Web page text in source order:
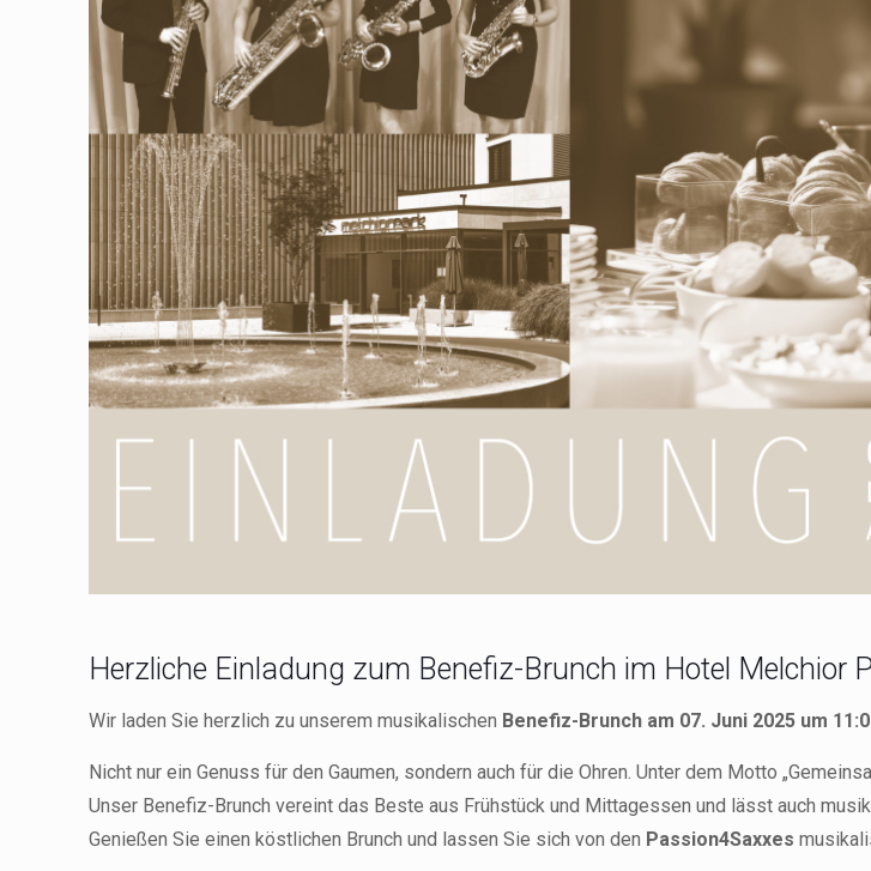
Herzliche Einladung zum Benefiz-Brunch im Hotel Melchior
Wir laden Sie herzlich zu unserem musikalischen Benefiz-Brunch am 07. Juni 2025 um
Nicht nur ein Genuss für den Gaumen, sondern auch für die Ohren. Unter dem Motto
Unser Benefiz-Brunch vereint das Beste aus Frühstück und Mittagessen und lässt auch
Genießen Sie einen köstlichen Brunch und lassen Sie sich von den Passion4Saxxes